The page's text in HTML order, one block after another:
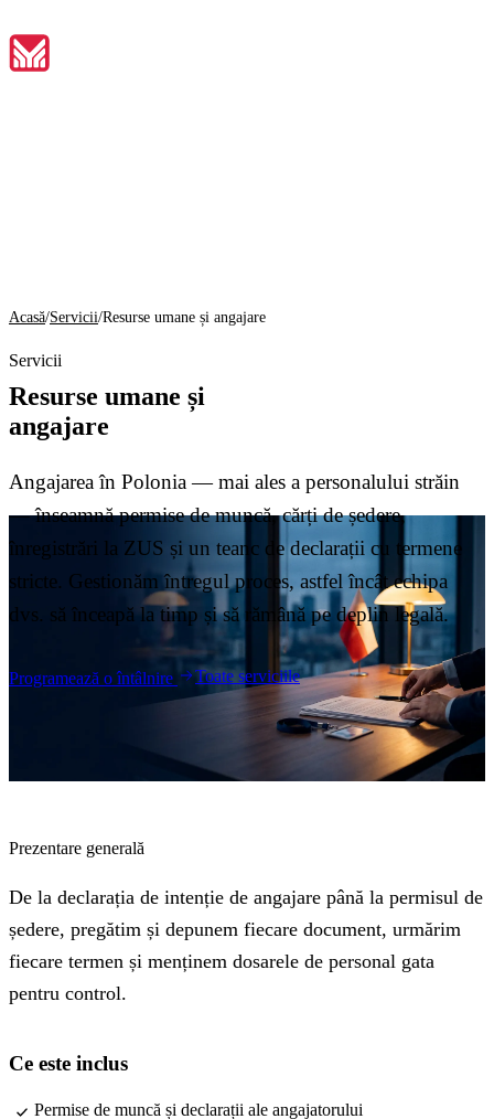
02Despre noi
03Servicii
Instrumente
Blog
06 Saldeo
07Contact
Acasă/Servicii/Resurse umane și angajare
Servicii
Resurse umane și
angajare
Angajarea în Polonia — mai ales a personalului străin
— înseamnă permise de muncă, cărți de ședere,
înregistrări la ZUS și un teanc de declarații cu termene
stricte. Gestionăm întregul proces, astfel încât echipa
dvs. să înceapă la timp și să rămână pe deplin legală.
Programează o întâlnire Toate serviciile
Prezentare generală
De la declarația de intenție de angajare până la permisul de
ședere, pregătim și depunem fiecare document, urmărim
fiecare termen și menținem dosarele de personal gata
pentru control.
Ce este inclus
Permise de muncă și declarații ale angajatorului